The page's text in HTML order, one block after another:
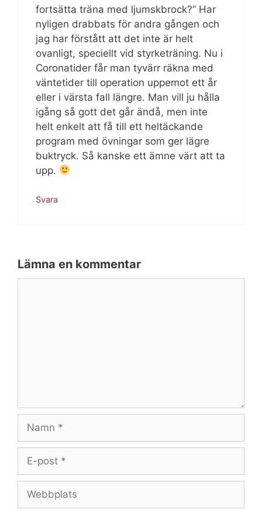
fortsätta träna med ljumskbrock?” Har
nyligen drabbats för andra gången och
jag har förstått att det inte är helt
ovanligt, speciellt vid styrketräning. Nu i
Coronatider får man tyvärr räkna med
väntetider till operation uppemot ett år
eller i värsta fall längre. Man vill ju hålla
igång så gott det går ändå, men inte
helt enkelt att få till ett heltäckande
program med övningar som ger lägre
buktryck. Så kanske ett ämne värt att ta
upp.
Svara
Lämna en kommentar
Namn
Webbplats